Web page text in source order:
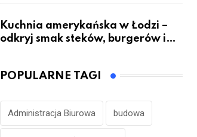
Kuchnia amerykańska w Łodzi –
odkryj smak steków, burgerów i
POPULARNE TAGI
Administracja Biurowa budowa